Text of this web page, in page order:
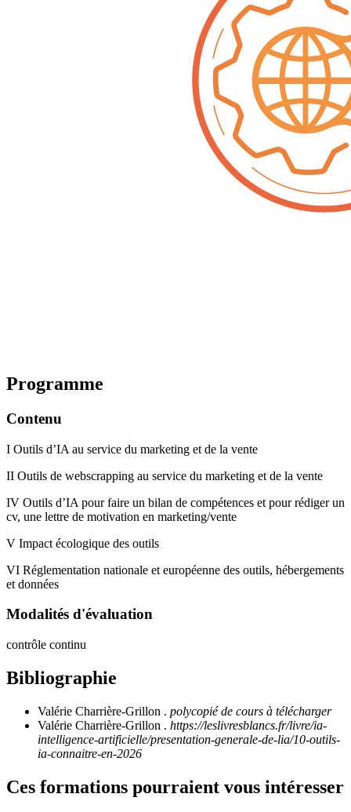
Programme
Contenu
I Outils d’IA au service du marketing et de la vente
II Outils de webscrapping au service du marketing et de la vente
IV Outils d’IA pour faire un bilan de compétences et pour rédiger un
cv, une lettre de motivation en marketing/vente
V Impact écologique des outils
VI Réglementation nationale et européenne des outils, hébergements
et données
Modalités d'évaluation
contrôle continu
Bibliographie
Valérie Charrière-Grillon . polycopié de cours à télécharger
Valérie Charrière-Grillon . https://leslivresblancs.fr/livre/ia-
intelligence-artificielle/presentation-generale-de-lia/10-outils-
ia-connaitre-en-2026
Ces formations pourraient vous intéresser